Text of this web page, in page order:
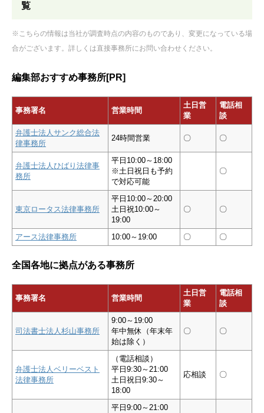
覧
※こちらの情報は当社が調査時点の内容のものであり、変更になっている場
合がございます。詳しくは直接事務所にお問い合わせください。
編集部おすすめ事務所[PR]
事務署名 営業時間
土日営
業
電話相
談
弁護士法人サンク総合法
律事務所
24時間営業 〇 〇
弁護士法人ひばり法律事
務所
平日10:00～18:00
※土日祝日も予約
で対応可能
〇
東京ロータス法律事務所
平日10:00～20:00
土日祝10:00～
19:00
〇 〇
アース法律事務所 10:00～19:00 〇 〇
全国各地に拠点がある事務所
事務署名 営業時間
土日営
業
電話相
談
司法書士法人杉山事務所
9:00～19:00
年中無休（年末年
始は除く）
〇 〇
弁護士法人ベリーベスト
法律事務所
（電話相談）
平日9:30～21:00
土日祝日9:30～
18:00
応相談 〇
平日9:00～21:00